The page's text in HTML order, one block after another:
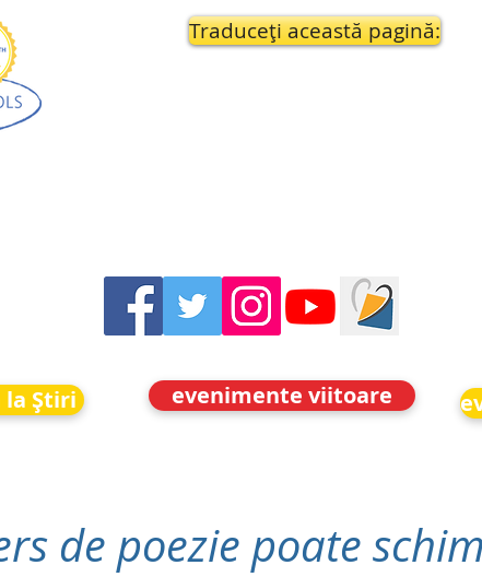
Traduceți această pagină:
la Știri evenimente viitoare
de poezie poate